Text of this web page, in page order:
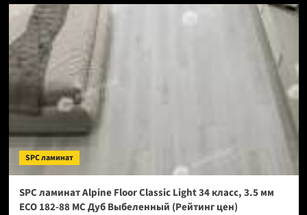
SPC ламинат
SPC ламинат Alpine Floor Classic Light 34 класс, 3.5 мм
ECO 182-88 МС Дуб Выбеленный (Рейтинг цен)